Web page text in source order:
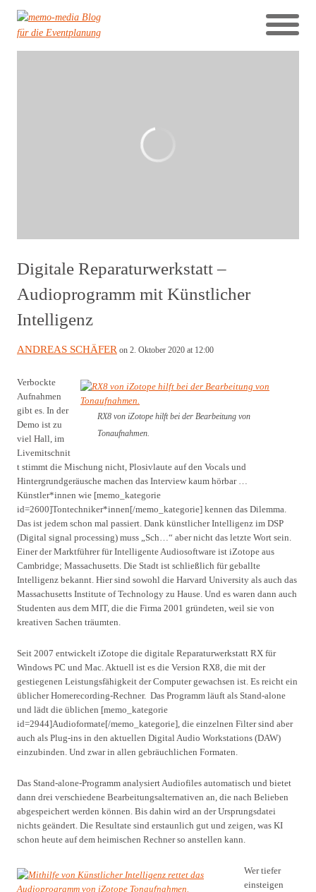
Digitale Reparaturwerkstatt –
Audioprogramm mit Künstlicher
Intelligenz
ANDREAS SCHÄFER on 2. Oktober 2020 at 12:00
RX8 von iZotope hilft bei der Bearbeitung von
Tonaufnahmen.
Verbockte
Aufnahmen
gibt es. In der
Demo ist zu
viel Hall, im
Livemitschnit
t stimmt die Mischung nicht, Plosivlaute auf den Vocals und
Hintergrundgeräusche machen das Interview kaum hörbar …
Künstler*innen wie [memo_kategorie
id=2600]Tontechniker*innen[/memo_kategorie] kennen das Dilemma.
Das ist jedem schon mal passiert. Dank künstlicher Intelligenz im DSP
(Digital signal processing) muss „Sch…“ aber nicht das letzte Wort sein.
Einer der Marktführer für Intelligente Audiosoftware ist iZotope aus
Cambridge; Massachusetts. Die Stadt ist schließlich für geballte
Intelligenz bekannt. Hier sind sowohl die Harvard University als auch das
Massachusetts Institute of Technology zu Hause. Und es waren dann auch
Studenten aus dem MIT, die die Firma 2001 gründeten, weil sie von
kreativen Sachen träumten.
Seit 2007 entwickelt iZotope die digitale Reparaturwerkstatt RX für
Windows PC und Mac. Aktuell ist es die Version RX8, die mit der
gestiegenen Leistungsfähigkeit der Computer gewachsen ist. Es reicht ein
üblicher Homerecording-Rechner. Das Programm läuft als Stand-alone
und lädt die üblichen [memo_kategorie
id=2944]Audioformate[/memo_kategorie], die einzelnen Filter sind aber
auch als Plug-ins in den aktuellen Digital Audio Workstations (DAW)
einzubinden. Und zwar in allen gebräuchlichen Formaten.
Das Stand-alone-Programm analysiert Audiofiles automatisch und bietet
dann drei verschiedene Bearbeitungsalternativen an, die nach Belieben
abgespeichert werden können. Bis dahin wird an der Ursprungsdatei
nichts geändert. Die Resultate sind erstaunlich gut und zeigen, was KI
schon heute auf dem heimischen Rechner so anstellen kann.
Wer tiefer
einsteigen